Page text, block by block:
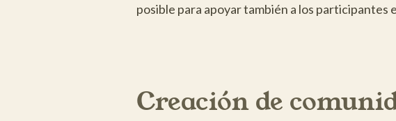
posible para apoyar también a los participantes
Creación de